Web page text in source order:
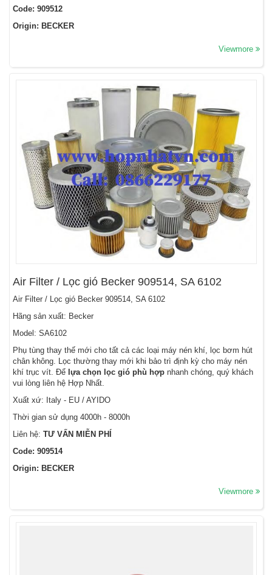
Code: 909512
Origin: BECKER
Viewmore
Air Filter / Lọc gió Becker 909514, SA 6102
Air Filter / Lọc gió Becker 909514, SA 6102
Hãng sản xuất: Becker
Model: SA6102
Phụ tùng thay thế mới cho tất cả các loại máy nén khí, lọc bơm hút
chân không. Lọc thường thay mới khi bảo trì định kỳ cho máy nén
khí trục vít. Để lựa chọn lọc gió phù hợp nhanh chóng, quý khách
vui lòng liên hệ Hợp Nhất.
Xuất xứ: Italy - EU / AYIDO
Thời gian sử dụng 4000h - 8000h
Liên hệ: TƯ VẤN MIỄN PHÍ
Code: 909514
Origin: BECKER
Viewmore